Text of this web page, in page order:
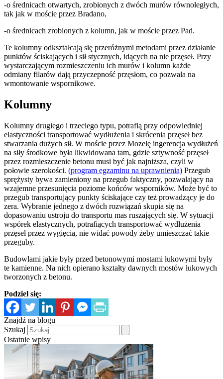
-o średnicach otwartych, zrobionych z dwóch murów równoległych,
tak jak w moście przez Bradano,
-o średnicach zrobionych z kolumn, jak w moście przez Pad.
Te kolumny odkształcają się przeróżnymi metodami przez działanie
punktów ściskających i sił stycznych, idących na nie przęseł. Przy
wystarczającym rozmieszczeniu ich murów i kolumn każde
odmiany filarów dają przyczepność przęsłom, co pozwala na
wmontowanie wspornikowe.
Kolumny
Kolumny drugiego i trzeciego typu, potrafią przy odpowiedniej
elastyczności transportować wydłużenia i skrócenia przęseł bez
stwarzania dużych sił. W moście przez Mozelę ingerencja wydłużeń
na siły środkowe była likwidowana tam, gdzie sztywność przęseł
przez rozmieszczenie betonu musi być jak najniższa, czyli w
połowie szerokości. (program egzaminu na uprawnienia) Przegub
sprężysty bywa zamieniony na przegub faktyczny, pozwalający na
wzajemne przesunięcia poziome końców wsporników. Może być to
przegub transportujący punkty ściskające czy też prowadzący je do
zera. Wybranie jednego z dwóch rozwiązań skupia się na
dopasowaniu ustroju do transportu mas ruszających się. W sytuacji
wspórek elastycznych, potrafiących transportować wydłużenia
przęseł przez wygięcia, nie widać powody żeby umieszczać takie
przeguby.
Budowlami jakie były przed betonowymi mostami łukowymi były
te kamienne. Na nich opierano kształty dawnych mostów łukowych
tworzonych z betonu.
Podziel się:
Znajdź na blogu
Szukaj
Ostatnie wpisy